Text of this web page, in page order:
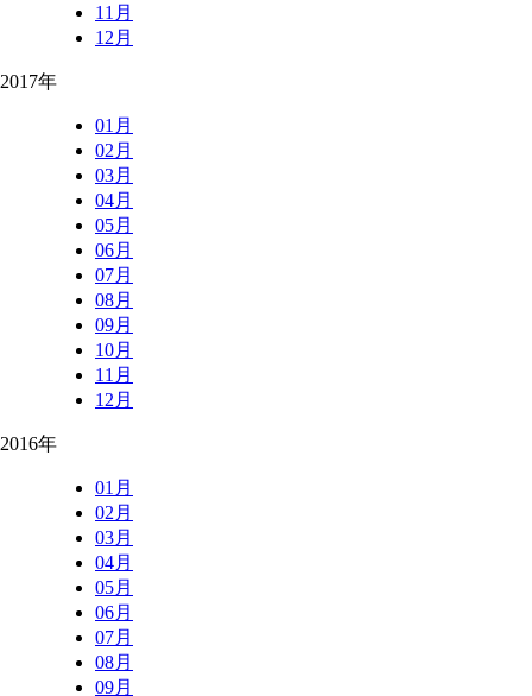
11月
12月
2017年
01月
02月
03月
04月
05月
06月
07月
08月
09月
10月
11月
12月
2016年
01月
02月
03月
04月
05月
06月
07月
08月
09月